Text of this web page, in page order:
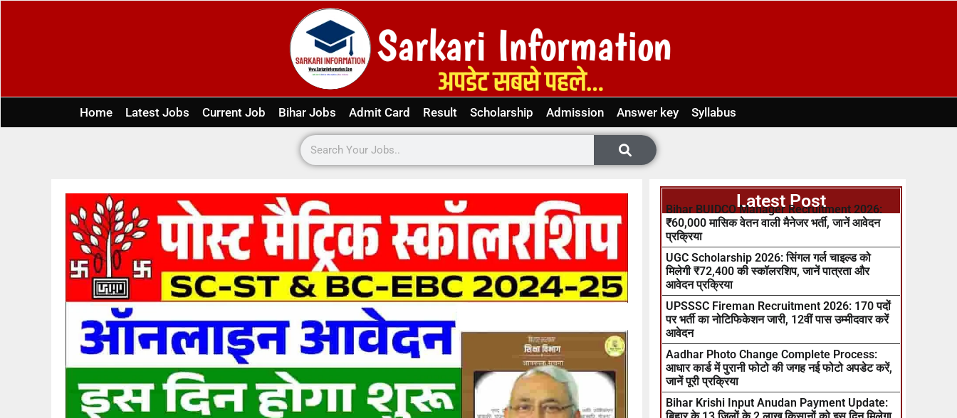
Home Latest Jobs Current Job Bihar Jobs Admit Card Result Scholarship Admission Answer key Syllabus
Latest Post
Bihar BUIDCO Manager Recruitment 2026:
₹60,000 मासिक वेतन वाली मैनेजर भर्ती, जानें आवेदन
प्रक्रिया
UGC Scholarship 2026: सिंगल गर्ल चाइल्ड को
मिलेगी ₹72,400 की स्कॉलरशिप, जानें पात्रता और
आवेदन प्रक्रिया
UPSSSC Fireman Recruitment 2026: 170 पदों
पर भर्ती का नोटिफिकेशन जारी, 12वीं पास उम्मीदवार करें
आवेदन
Aadhar Photo Change Complete Process:
आधार कार्ड में पुरानी फोटो की जगह नई फोटो अपडेट करें,
जानें पूरी प्रक्रिया
Bihar Krishi Input Anudan Payment Update: